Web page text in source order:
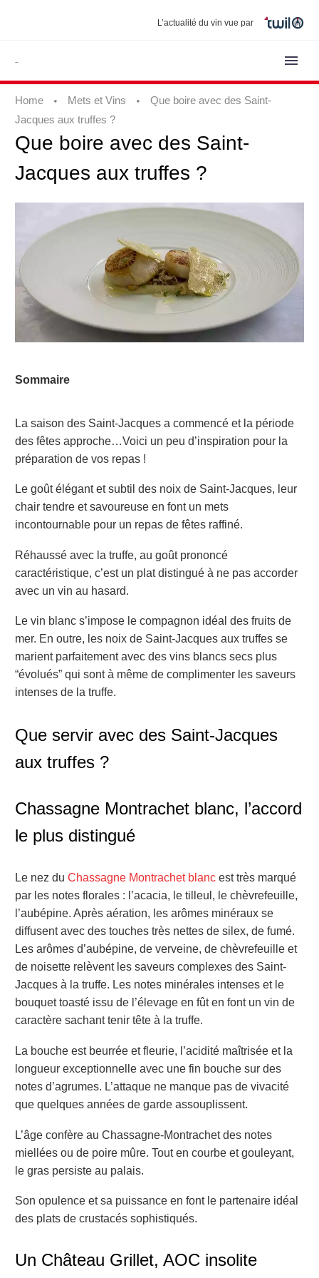
L’actualité du vin vue par
Home Mets et Vins
Que boire avec des Saint-
Jacques aux truffes ?
Que boire avec des Saint-
Jacques aux truffes ?
Sommaire
La saison des Saint-Jacques a commencé et la période
des fêtes approche…Voici un peu d’inspiration pour la
préparation de vos repas !
Le goût élégant et subtil des noix de Saint-Jacques, leur
chair tendre et savoureuse en font un mets
incontournable pour un repas de fêtes raffiné.
Réhaussé avec la truffe, au goût prononcé
caractéristique, c’est un plat distingué à ne pas accorder
avec un vin au hasard.
Le vin blanc s’impose le compagnon idéal des fruits de
mer. En outre, les noix de Saint-Jacques aux truffes se
marient parfaitement avec des vins blancs secs plus
“évolués” qui sont à même de complimenter les saveurs
intenses de la truffe.
Que servir avec des Saint-Jacques
aux truffes ?
Chassagne Montrachet blanc, l’accord
le plus distingué
Le nez du Chassagne Montrachet blanc est très marqué
par les notes florales : l’acacia, le tilleul, le chèvrefeuille,
l’aubépine. Après aération, les arômes minéraux se
diffusent avec des touches très nettes de silex, de fumé.
Les arômes d’aubépine, de verveine, de chèvrefeuille et
de noisette relèvent les saveurs complexes des Saint-
Jacques à la truffe. Les notes minérales intenses et le
bouquet toasté issu de l’élevage en fût en font un vin de
caractère sachant tenir tête à la truffe.
La bouche est beurrée et fleurie, l’acidité maîtrisée et la
longueur exceptionnelle avec une fin bouche sur des
notes d’agrumes. L’attaque ne manque pas de vivacité
que quelques années de garde assouplissent.
L’âge confère au Chassagne-Montrachet des notes
miellées ou de poire mûre. Tout en courbe et gouleyant,
le gras persiste au palais.
Son opulence et sa puissance en font le partenaire idéal
des plats de crustacés sophistiqués.
Un Château Grillet, AOC insolite